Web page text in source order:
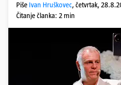
Piše Ivan Hruškovec, četvrtak,
Čitanje članka: 2 min